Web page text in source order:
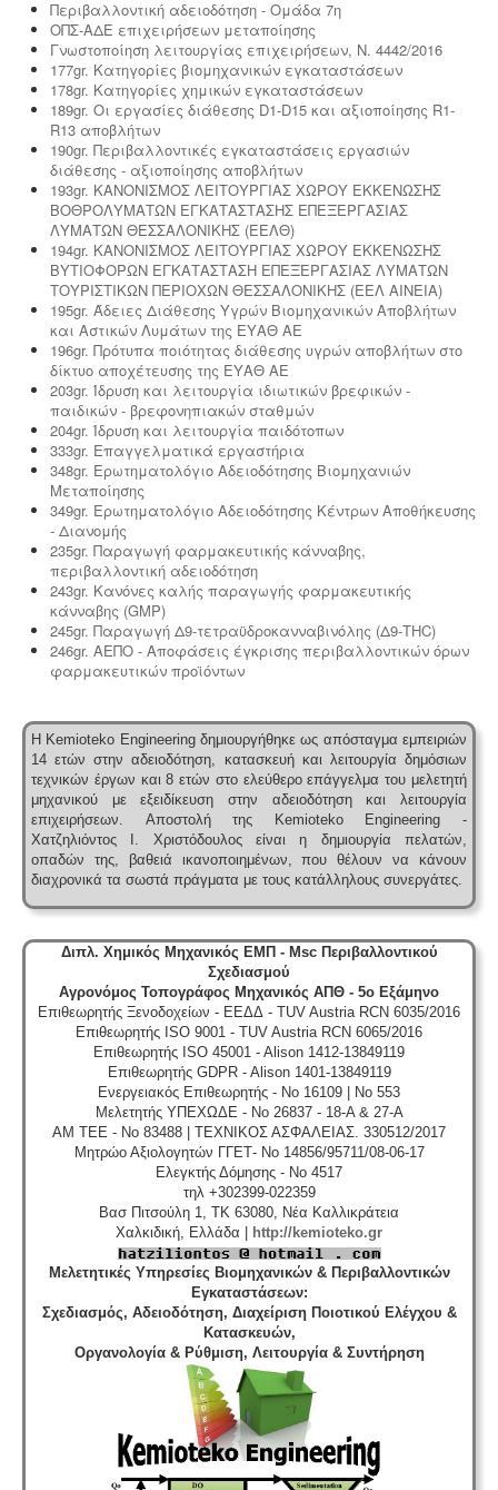
Μελέτη προστασίας δεδομένων πελατών (GDPR)
Στις 25-05-2018 τίθεται σε εφαρμογή ο
ευρωπαϊκός κανονισμός προστασίας δεδομένων
(GDPR), σύμφωνα με τον οποίο όλες οι επιχειρήσεις με
Ευρωπαίους πελάτες (περιλαμβανομένων και των
Ελλήνων) θα πρέπει να μπορούν να αποδείξουν, με την
αναλογούσα μελέτη προστασίας δεδομένων, ότι
συμμορφώνονται με τις νέες απαιτήσεις
Υγρά απόβλητα παραγωγής καλλυντικών -
Υπολογισμός χημικά απαιτούμενου οξυγόνου -
υγρά απόβλητα από την παραγωγή καλλυντικών
ελέγχονται ως προς τις απαιτήσεις επεξεργασίας
μέσα από ειδική μελέτη επεξεργασίας και διάθεσης
πριν την σύνδεση με το κεντρικό δίκτυο αποχέτευσης.
Ενεργειακά πιστοποιητικά -
Όλες οι αγοραπωλησίες,
μισθώσεις, ανακαινίσεις και μονώσεις κατοικιών -
επαγγελματικών χώρων προαπαιτούν την ύπαρξη
ενεργειακού πιστοποιητικού
Περιβαλλοντική αδειοδότηση - Ομάδα 7η
ΟΠΣ-ΑΔΕ επιχειρήσεων μεταποίησης
Γνωστοποίηση λειτουργίας επιχειρήσεων, Ν. 4442/2016
177gr. Κατηγορίες βιομηχανικών εγκαταστάσεων
178gr. Κατηγορίες χημικών εγκαταστάσεων
189gr. Οι εργασίες διάθεσης D1-D15 και αξιοποίησης R1-
R13 αποβλήτων
190gr. Περιβαλλοντικές εγκαταστάσεις εργασιών
διάθεσης - αξιοποίησης αποβλήτων
193gr. ΚΑΝΟΝΙΣΜΟΣ ΛΕΙΤΟΥΡΓΙΑΣ ΧΩΡΟΥ ΕΚΚΕΝΩΣΗΣ
ΒΟΘΡΟΛΥΜΑΤΩΝ ΕΓΚΑΤΑΣΤΑΣΗΣ ΕΠΕΞΕΡΓΑΣΙΑΣ
ΛΥΜΑΤΩΝ ΘΕΣΣΑΛΟΝΙΚΗΣ (ΕΕΛΘ)
194gr. ΚΑΝΟΝΙΣΜΟΣ ΛΕΙΤΟΥΡΓΙΑΣ ΧΩΡΟΥ ΕΚΚΕΝΩΣΗΣ
ΒΥΤΙΟΦΟΡΩΝ ΕΓΚΑΤΑΣΤΑΣΗ ΕΠΕΞΕΡΓΑΣΙΑΣ ΛΥΜΑΤΩΝ
ΤΟΥΡΙΣΤΙΚΩΝ ΠΕΡΙΟΧΩΝ ΘΕΣΣΑΛΟΝΙΚΗΣ (ΕΕΛ ΑΙΝΕΙΑ)
195gr. Άδειες Διάθεσης Υγρών Βιομηχανικών Αποβλήτων
και Αστικών Λυμάτων της ΕΥΑΘ ΑΕ
196gr. Πρότυπα ποιότητας διάθεσης υγρών αποβλήτων στο
δίκτυο αποχέτευσης της ΕΥΑΘ ΑΕ
203gr. Ίδρυση και λειτουργία ιδιωτικών βρεφικών -
παιδικών - βρεφονηπιακών σταθμών
204gr. Ίδρυση και λειτουργία παιδότοπων
333gr. Επαγγελματικά εργαστήρια
348gr. Ερωτηματολόγιο Αδειοδότησης Βιομηχανιών
Μεταποίησης
349gr. Ερωτηματολόγιο Αδειοδότησης Κέντρων Αποθήκευσης
- Διανομής
235gr. Παραγωγή φαρμακευτικής κάνναβης,
περιβαλλοντική αδειοδότηση
243gr. Κανόνες καλής παραγωγής φαρμακευτικής
κάνναβης (GMP)
245gr. Παραγωγή Δ9-τετραϋδροκανναβινόλης (Δ9-THC)
246gr. ΑΕΠΟ - Αποφάσεις έγκρισης περιβαλλοντικών όρων
φαρμακευτικών προϊόντων
Η Kemioteko Engineering δημιουργήθηκε ως απόσταγμα εμπειριών
14 ετών στην αδειοδότηση, κατασκευή και λειτουργία δημόσιων
τεχνικών έργων και 8 ετών στο ελεύθερο επάγγελμα του μελετητή
μηχανικού με εξειδίκευση στην αδειοδότηση και λειτουργία
επιχειρήσεων. Αποστολή της Kemioteko Engineering -
Χατζηλιόντος Ι. Χριστόδουλος είναι η δημιουργία πελατών,
οπαδών της, βαθειά ικανοποιημένων, που θέλουν να κάνουν
διαχρονικά τα σωστά πράγματα με τους κατάλληλους συνεργάτες.
Διπλ. Χημικός Μηχανικός ΕΜΠ - Msc Περιβαλλοντικού
Σχεδιασμού
Αγρονόμος Τοπογράφος Μηχανικός ΑΠΘ - 5ο Εξάμηνο
Επιθεωρητής Ξενοδοχείων - ΕΕΔΔ - TUV Austria RCN 6035/2016
Επιθεωρητής ISO 9001 - TUV Austria RCN 6065/2016
Επιθεωρητής ISO 45001 - Alison 1412-13849119
Επιθεωρητής GDPR - Alison 1401-13849119
Ενεργειακός Επιθεωρητής - No 16109 | No 553
Μελετητής ΥΠΕΧΩΔΕ - No 26837 - 18-A & 27-A
ΑΜ ΤΕΕ - No 83488 | ΤΕΧΝΙΚΟΣ ΑΣΦΑΛΕΙΑΣ. 330512/2017
Μητρώο Αξιολογητών ΓΓΕΤ- No 14856/95711/08-06-17
Ελεγκτής Δόμησης - No 4517
τηλ +302399-022359
Βασ Πιτσούλη 1, TK 63080, Νέα Καλλικράτεια
Χαλκιδική, Ελλάδα |
http://kemioteko.gr
Μελετητικές Υπηρεσίες Βιομηχανικών & Περιβαλλοντικών
Εγκαταστάσεων:
Σχεδιασμός, Αδειοδότηση, Διαχείριση Ποιοτικού Ελέγχου &
Κατασκευών,
Οργανολογία & Ρύθμιση, Λειτουργία & Συντήρηση